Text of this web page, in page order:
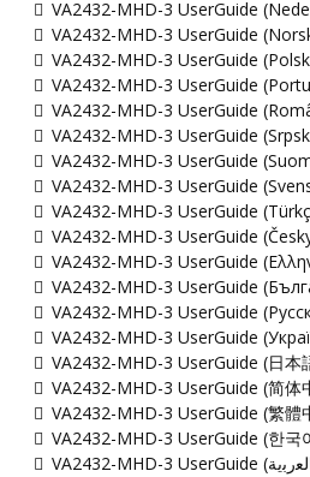
VA2432-MHD-3 UserGuide
VA2432-MHD-3 UserGuide
VA2432-MHD-3 UserGuide
VA2432-MHD-3 UserGuide
VA2432-MHD-3 UserGuide
VA2432-MHD-3 UserGuide
VA2432-MHD-3 UserGuide
VA2432-MHD-3 UserGuide
VA2432-MHD-3 UserGuide
VA2432-MHD-3 UserGuide
VA2432-MHD-3 UserGuide
VA2432-MHD-3 UserGuide
VA2432-MHD-3 UserGuide
VA2432-MHD-3 UserGuide
VA2432-MHD-3 UserGuide (日本
VA2432-MHD-3 UserGuide (简体
VA2432-MHD-3 UserGuide (繁體
VA2432-MHD-3 UserGuide (한국